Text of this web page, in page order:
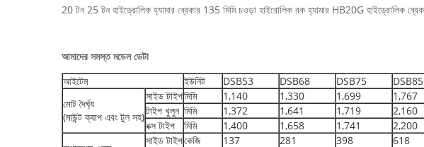
20 টন 25 টন হাইড্রোলিক হ্যামার ব্রেকার 135 মিমি চওড়া হাইরোলিক রক হ্যামার HB20G হাইড্রোলিক
আমাদের সমস্ত মডেল ডেটা
আইটেম
ইউনিট DSB53 DSB68 DSB75 DSB85
মোট দৈর্ঘ্য
(মাউন্ট ক্যাপ এবং টুল সহ)
সাইড টাইপমিমি 1,140 1,330 1,699 1,767
টাইপ খুলুন মিমি 1,372 1,641 1,719 2,160
বক্স টাইপ
মিমি 1,400 1,658 1,741 2,200
সাইড টাইপকেজি 137 281 398 618